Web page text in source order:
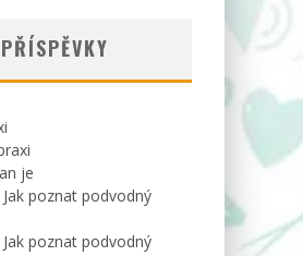
je
poznat podvodný
poznat podvodný